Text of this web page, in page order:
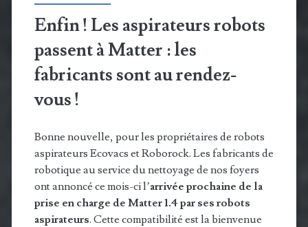
Enfin ! Les aspirateurs robots
passent à Matter : les
fabricants sont au rendez-
vous !
Bonne nouvelle, pour les propriétaires de robots
aspirateurs Ecovacs et Roborock. Les fabricants de
robotique au service du nettoyage de nos foyers
ont annoncé ce mois-ci l’arrivée prochaine de la
prise en charge de Matter 1.4 par ses robots
aspirateurs. Cette compatibilité est la bienvenue